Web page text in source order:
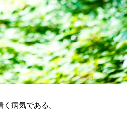
病気である。